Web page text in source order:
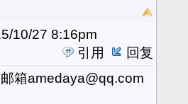
10/27 8:16pm
引用
回复
箱amedaya@qq.com